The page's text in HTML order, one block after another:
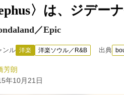
〉は、ジデー
／Epic
ンル 洋楽 洋楽ソウル／R&B 出典
芳朗
年10月21日